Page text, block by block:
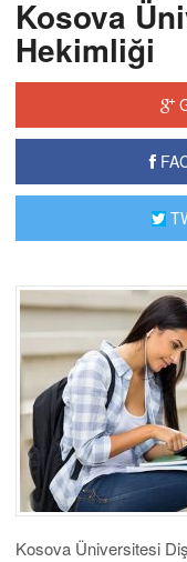
Kosova
Hekimliği
Kosova Üniversitesi